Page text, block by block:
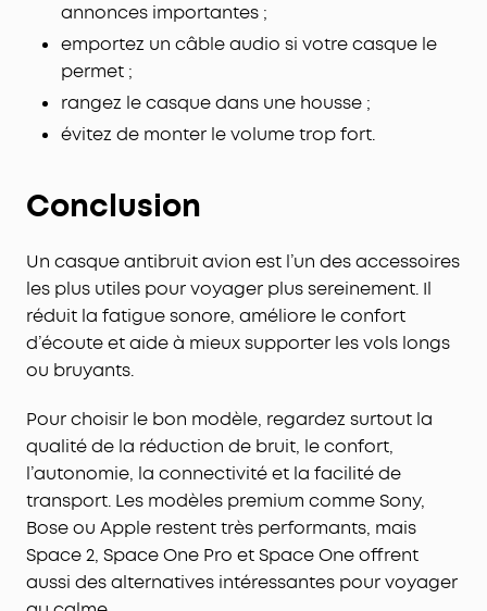
Certifié TCO: pour une meilleure durabilité.
annonces importantes ;
emportez un câble audio si votre casque le
permet ;
rangez le casque dans une housse ;
évitez de monter le volume trop fort.
Conclusion
Un casque antibruit avion est l’un des accessoires
les plus utiles pour voyager plus sereinement. Il
réduit la fatigue sonore, améliore le confort
d’écoute et aide à mieux supporter les vols longs
ou bruyants.
Pour choisir le bon modèle, regardez surtout la
qualité de la réduction de bruit, le confort,
l’autonomie, la connectivité et la facilité de
transport. Les modèles premium comme Sony,
Bose ou Apple restent très performants, mais
Space 2, Space One Pro et Space One offrent
aussi des alternatives intéressantes pour voyager